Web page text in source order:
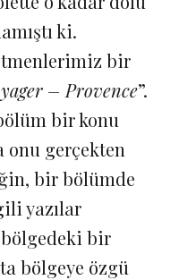
ki.
bir
– Provence”.
bir konu
onu gerçekten
bir bölümde
yazılar
bir
bölgeye özgü